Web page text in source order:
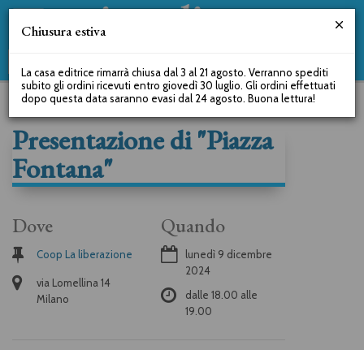
Presentazione di "Piazza
Fontana"
Dove
Coop La liberazione
via Lomellina 14
Milano
Quando
lunedì 9 dicembre
2024
dalle 18.00 alle
19.00
Chiusura estiva
La casa editrice rimarrà chiusa dal 3 al 21 agosto. Verranno spediti
subito gli ordini ricevuti entro giovedì 30 luglio. Gli ordini effettuati
dopo questa data saranno evasi dal 24 agosto. Buona lettura!